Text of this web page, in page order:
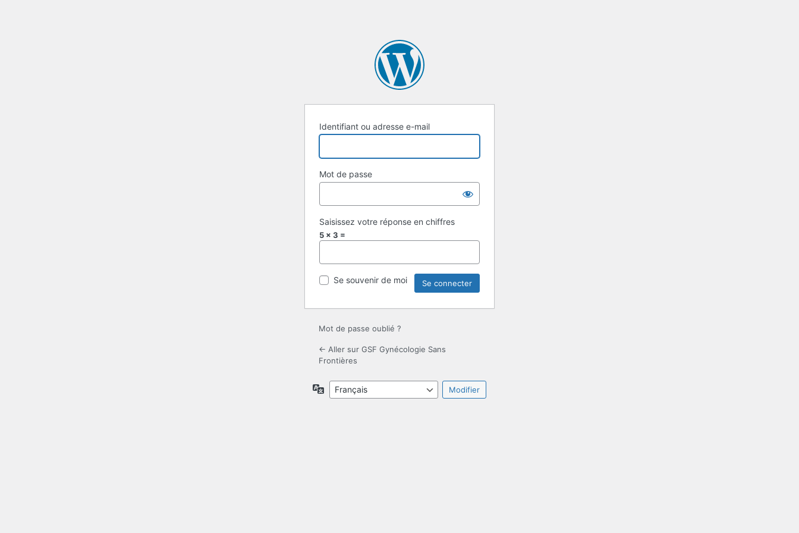
Identifiant ou adresse e-mail
Mot de passe
Saisissez votre réponse en chiffres
5 × 3 =
Se souvenir de moi
Mot de passe oublié ?
← Aller sur GSF Gynécologie Sans
Frontières
Langue